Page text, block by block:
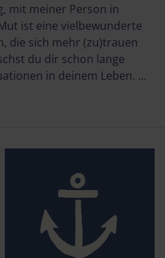
mit meiner Person in
ist eine vielbewunderte
die sich mehr (zu)trauen
du dir schon lange
in deinem Leben. ...